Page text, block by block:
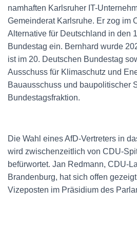
namhaften Karlsruher IT-
Gemeinderat Karlsruhe. Er zog im
Alternative für Deutschland in den
Bundestag ein. Bernhard wurde
ist im 20. Deutschen Bundestag
Ausschuss für Klimaschutz und
Bauausschuss und baupolitischer
Bundestagsfraktion.
Die Wahl eines AfD-Vertreters in
wird zwischenzeitlich von CDU-
befürwortet. Jan Redmann, CDU-
Brandenburg, hat sich offen
Vizeposten im Präsidium des